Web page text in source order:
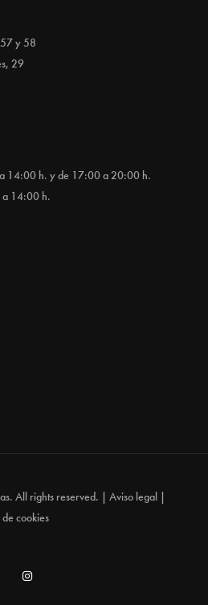
57 y 58
29
14:00 h. y de 17:00 a 20:00 h.
a 14:00 h.
. All rights reserved. | Aviso legal
de cookies